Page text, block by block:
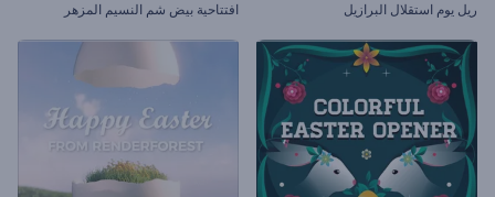
ريل يوم استقلال البرازيل افتتاحية بيض شم النسيم المزهر